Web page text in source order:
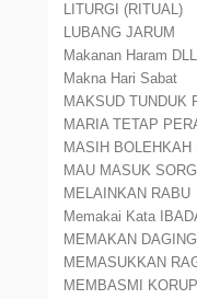
LITURGI (RITUAL)
LUBANG JARUM
Makanan Haram DLL
Makna Hari Sabat
MAKSUD TUNDUK
MARIA TETAP
MASIH BOLEHKAH
MAU MASUK
MELAINKAN RABU
Memakai Kata
MEMAKAN
MEMASUKKAN
MEMBASMI